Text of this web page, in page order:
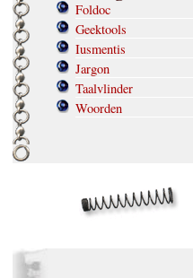
Foldoc
Geektools
Iusmentis
Jargon
Taalvlinder
Woorden